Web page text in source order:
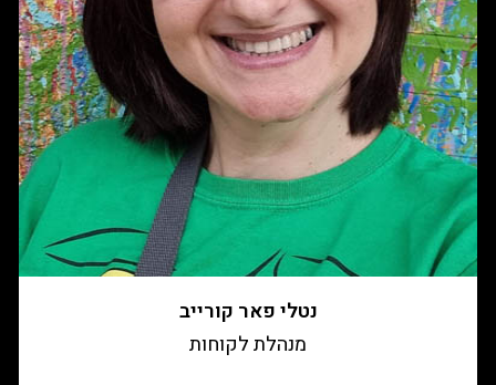
נטלי פאר קורייב
מנהלת לקוחות